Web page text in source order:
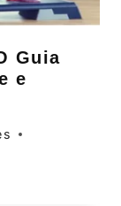
Guia
e